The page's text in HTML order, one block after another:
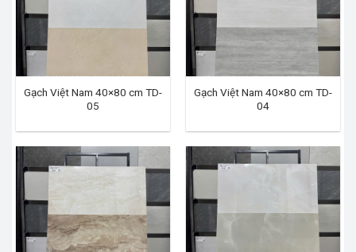
Gạch Việt Nam 40×80 cm TD-
05
Gạch Việt Nam 40×80 cm TD-
04